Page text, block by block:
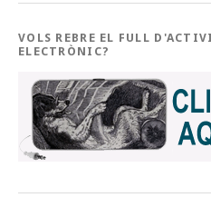
VOLS REBRE EL FULL
ELECTRÒNIC?